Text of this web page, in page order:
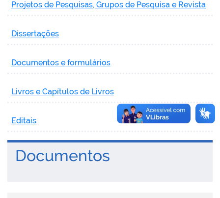
Projetos de Pesquisas, Grupos de Pesquisa e Revista
Dissertações
Documentos e formulários
Livros e Capítulos de Livros
Editais
Documentos